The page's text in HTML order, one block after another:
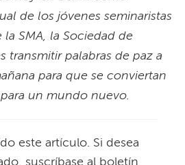
este artículo. Si desea
suscríbase al boletín